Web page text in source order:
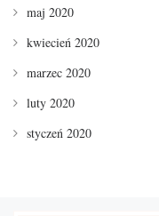
maj 2020
kwiecień 2020
marzec 2020
luty 2020
styczeń 2020